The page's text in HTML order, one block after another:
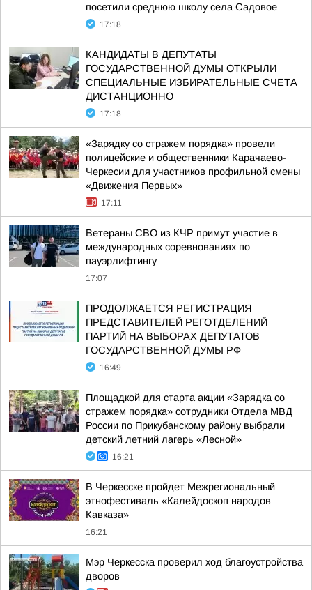
посетили среднюю школу села Садовое
17:18
КАНДИДАТЫ В ДЕПУТАТЫ
ГОСУДАРСТВЕННОЙ ДУМЫ ОТКРЫЛИ
СПЕЦИАЛЬНЫЕ ИЗБИРАТЕЛЬНЫЕ СЧЕТА
ДИСТАНЦИОННО
17:18
«Зарядку со стражем порядка» провели
полицейские и общественники Карачаево-
Черкесии для участников профильной смены
«Движения Первых»
17:11
Ветераны СВО из КЧР примут участие в
международных соревнованиях по
пауэрлифтингу
17:07
ПРОДОЛЖАЕТСЯ РЕГИСТРАЦИЯ
ПРЕДСТАВИТЕЛЕЙ РЕГОТДЕЛЕНИЙ
ПАРТИЙ НА ВЫБОРАХ ДЕПУТАТОВ
ГОСУДАРСТВЕННОЙ ДУМЫ РФ
16:49
Площадкой для старта акции «Зарядка со
стражем порядка» сотрудники Отдела МВД
России по Прикубанскому району выбрали
детский летний лагерь «Лесной»
16:21
В Черкесске пройдет Межрегиональный
этнофестиваль «Калейдоскоп народов
Кавказа»
16:21
Мэр Черкесска проверил ход благоустройства
дворов